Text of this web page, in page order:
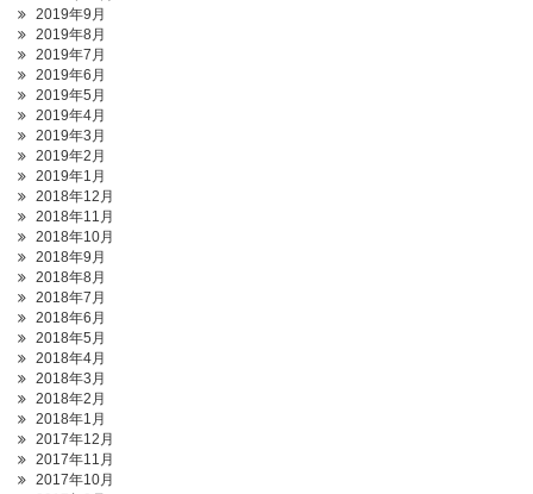
2019年9月
2019年8月
2019年7月
2019年6月
2019年5月
2019年4月
2019年3月
2019年2月
2019年1月
2018年12月
2018年11月
2018年10月
2018年9月
2018年8月
2018年7月
2018年6月
2018年5月
2018年4月
2018年3月
2018年2月
2018年1月
2017年12月
2017年11月
2017年10月